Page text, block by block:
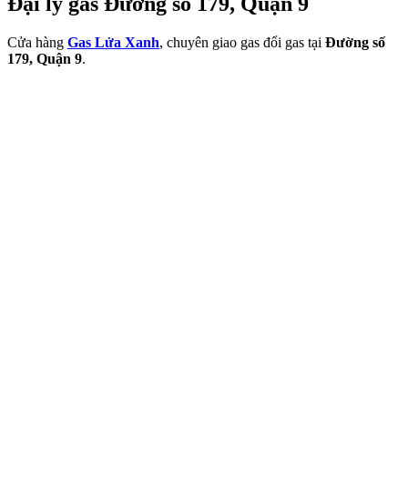
Cửa hàng Gas Lửa Xanh, chuyên giao gas đổi gas tại Đường số
179, Quận 9.